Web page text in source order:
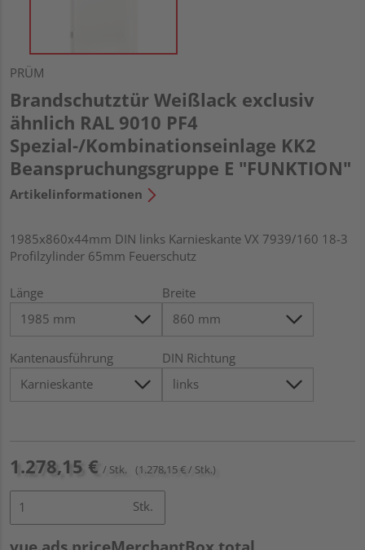
PRÜM
Brandschutztür Weißlack exclusiv
ähnlich RAL 9010 PF4
Spezial-/Kombinationseinlage KK2
Beanspruchungsgruppe E "FUNKTION"
Artikelinformationen
1985x860x44mm DIN links Karnieskante VX 7939/160 18-3
Profilzylinder 65mm Feuerschutz
Länge Breite
Kantenausführung DIN Richtung
1.278,15 € / Stk. (1.278,15 € / Stk.)
Stk.